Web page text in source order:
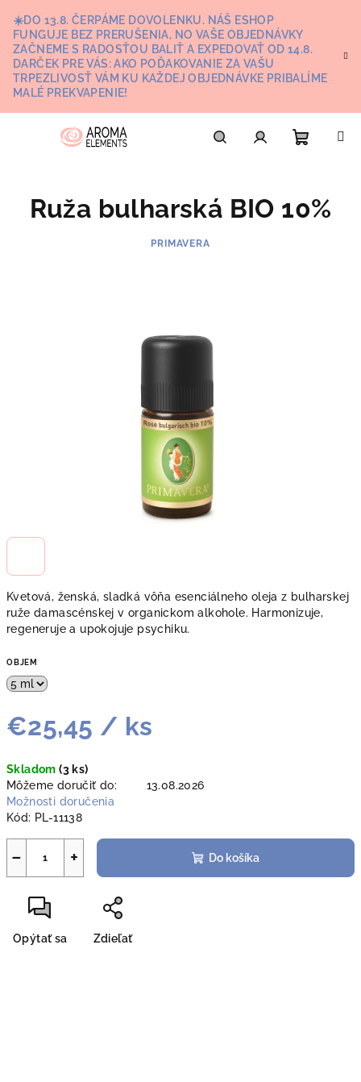
obsah
☀️DO 13.8. ČERPÁME DOVOLENKU. NÁŠ ESHOP
FUNGUJE BEZ PRERUŠENIA, NO VAŠE OBJEDNÁVKY
ZAČNEME S RADOSŤOU BALIŤ A EXPEDOVAŤ OD 14.8.
DARČEK PRE VÁS: AKO POĎAKOVANIE ZA VAŠU
TRPEZLIVOSŤ VÁM KU KAŽDEJ OBJEDNÁVKE PRIBALÍME
MALÉ PREKVAPENIE!
košík
Kvetová, ženská, sladká vôňa esenciálneho oleja z bulharskej
ruže damascénskej v organickom alkohole. Harmonizuje,
regeneruje a upokojuje psychiku.
OBJEM
€25,45 / ks
cena:
Skladom(3 ks)
Môžeme doručiť do:
13.08.2026
Možnosti doručenia
Kód: PL-11138
+
− Do košíka
Opýtať sa Zdieľať
Ruža bulharská BIO 10%
PRIMAVERA